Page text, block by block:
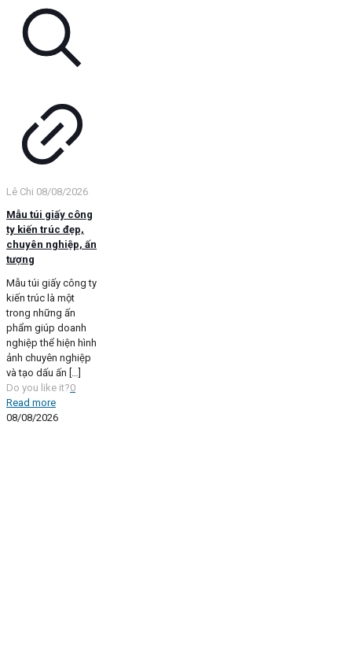
Lê Chi 08/08/2026
Mẫu túi giấy công
ty kiến trúc đẹp,
chuyên nghiệp, ấn
tượng
Mẫu túi giấy công ty
kiến trúc là một
trong những ấn
phẩm giúp doanh
nghiệp thể hiện hình
ảnh chuyên nghiệp
và tạo dấu ấn […]
Do you like it?0
Read more
08/08/2026